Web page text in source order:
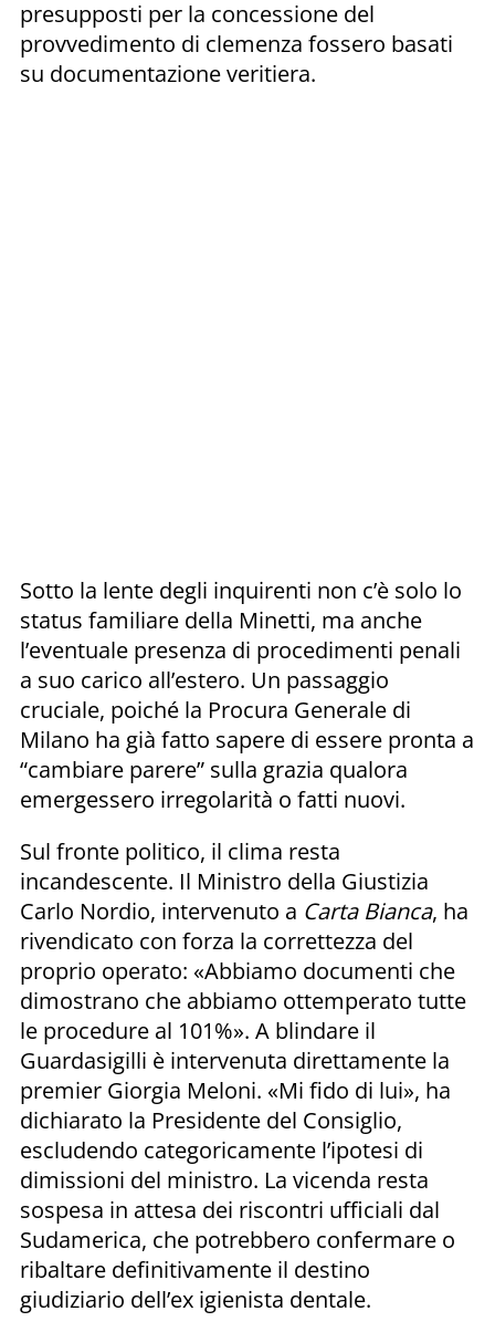
presupposti per la concessione del
provvedimento di clemenza fossero basati
su documentazione veritiera.
Sotto la lente degli inquirenti non c’è solo lo
status familiare della Minetti, ma anche
l’eventuale presenza di procedimenti penali
a suo carico all’estero. Un passaggio
cruciale, poiché la Procura Generale di
Milano ha già fatto sapere di essere pronta a
“cambiare parere” sulla grazia qualora
emergessero irregolarità o fatti nuovi.
Sul fronte politico, il clima resta
incandescente. Il Ministro della Giustizia
Carlo Nordio, intervenuto a Carta Bianca, ha
rivendicato con forza la correttezza del
proprio operato: «Abbiamo documenti che
dimostrano che abbiamo ottemperato tutte
le procedure al 101%». A blindare il
Guardasigilli è intervenuta direttamente la
premier Giorgia Meloni. «Mi fido di lui», ha
dichiarato la Presidente del Consiglio,
escludendo categoricamente l’ipotesi di
dimissioni del ministro. La vicenda resta
sospesa in attesa dei riscontri ufficiali dal
Sudamerica, che potrebbero confermare o
ribaltare definitivamente il destino
giudiziario dell’ex igienista dentale.